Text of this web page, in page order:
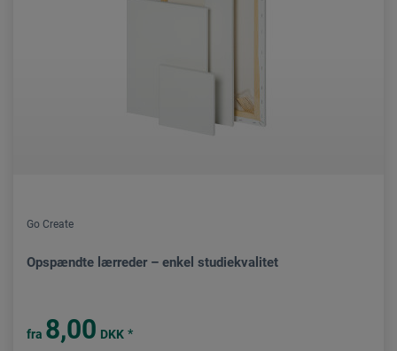
Go Create
Opspændte lærreder – enkel studiekvalitet
fra 8,00 DKK *